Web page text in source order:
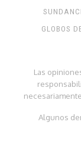
GLOBOS
Las
Algunos